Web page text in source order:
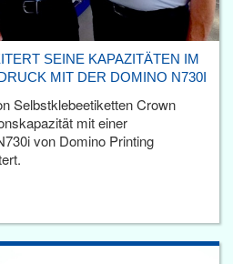
SEINE KAPAZITÄTEN IM
MIT DER DOMINO N730I
Selbstklebeetiketten Crown
mit einer
von Domino Printing